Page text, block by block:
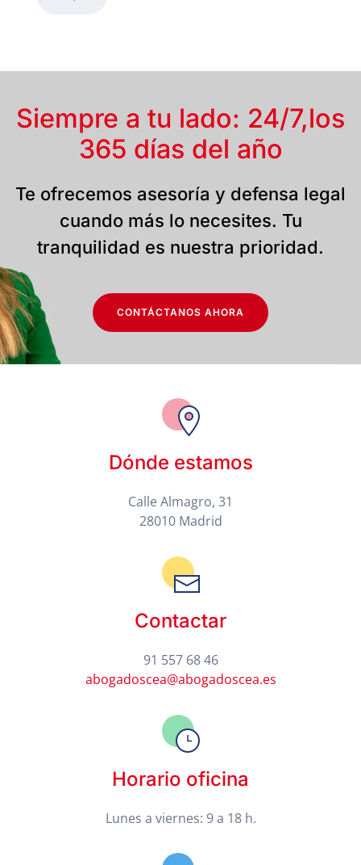
Siempre a tu lado: 24/7,los
365 días del año
Te ofrecemos asesoría y defensa legal
cuando más lo necesites. Tu
tranquilidad es nuestra prioridad.
CONTÁCTANOS AHORA
Dónde estamos
Calle Almagro, 31
28010 Madrid
Contactar
91 557 68 46
abogadoscea@abogadoscea.es
Horario oficina
Lunes a viernes: 9 a 18 h.